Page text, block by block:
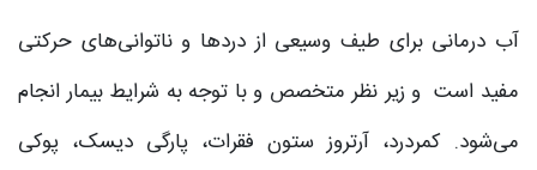
آب ‌درمانی برای طیف وسیعی از دردها و ناتوانی‌های حرکتی
مفید است و زیر نظر متخصص و با توجه به شرایط بیمار انجام
می‌شود. کمردرد، آرتروز ستون فقرات، پارگی دیسک، پوکی